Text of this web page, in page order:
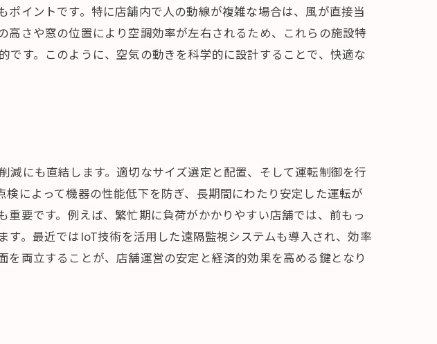
イントです。特に店舗内で人の動線が複雑な場合は、風が直接当
さや窓の位置により空調効率が左右されるため、これらの施設特
す。このように、空気の動きを科学的に設計することで、快適な
にも直結します。適切なサイズ選定と配置、そして運転制御を行
によって機器の性能低下を防ぎ、長期間にわたり安定した運転が
要です。例えば、繁忙期に負荷がかかりやすい店舗では、前もっ
。最近ではIoT技術を活用した遠隔監視システムも導入され、効率
両立することが、店舗運営の安定と経済的効果を高める鍵となり